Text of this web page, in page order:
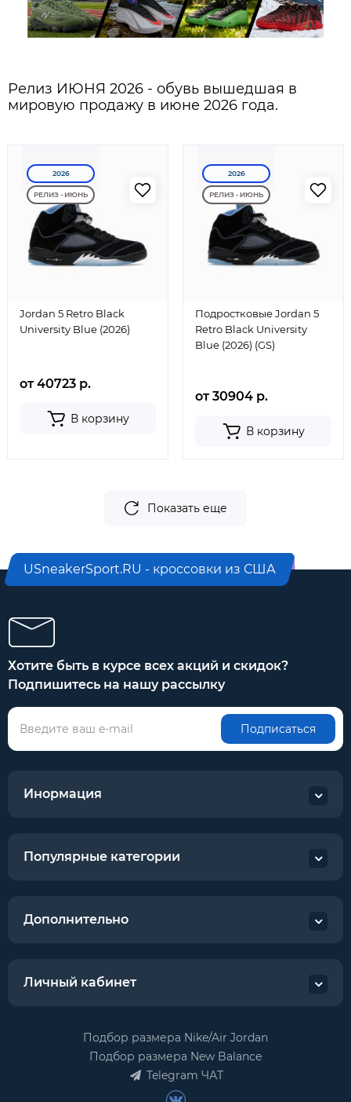
Релиз ИЮНЯ 2026 - обувь вышедшая в
мировую продажу в июне 2026 года.
2026
РЕЛИЗ - ИЮНЬ
Jordan 5 Retro Black
University Blue (2026)
от 40723 р.
В корзину
2026
РЕЛИЗ - ИЮНЬ
Подростковые Jordan 5
Retro Black University
Blue (2026) (GS)
от 30904 р.
В корзину
Показать еще
USneakerSport.RU - кроссовки из США
Хотите быть в курсе всех акций и скидок?
Подпишитесь на нашу рассылку
Подписаться
Инормация
Популярные категории
Дополнительно
Личный кабинет
Подбор размера Nike/Air Jordan
Подбор размера New Balance
Telegram ЧАТ